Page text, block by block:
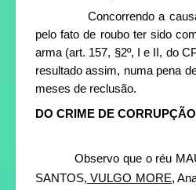
Concorrendo a
pelo fato de roubo ter sido
arma (art. 157, §2º, I e II, do
resultado assim, numa pena
meses de reclusão.
DO CRIME DE
Observo que o réu
SANTOS, VULGO MORE,